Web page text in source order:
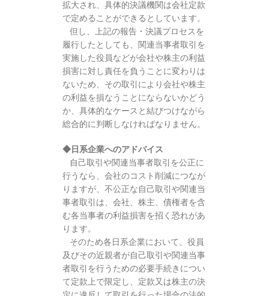
拡大され、具体的決議機関は会社定款
で定めることができるとしています。
但し、上記の報告・決議プロセスを
履行したとしても、関連当事者取引を
実施した役員などが会社や株主の利益
損害に対し責任を負うことに変わりは
ないため、その取引により会社や株主
の利益を損なうことにならないかどう
か、具体的なケースと結びつけながら
総合的に判断しなければなりません。
◆日系企業へのアドバイス
自己取引や関連当事者取引を公正に
行うなら、会社のコスト削減につなが
りますが、不公正な自己取引や関連当
事者取引は、会社、株主、債権者を含
む各当事者の利益損害を招く恐れがあ
ります。
そのため各日系企業において、役員
及びその近親者が自己取引や関連当事
者取引を行うための必要手続きについ
て定款上で限定し、定款又は株主の決